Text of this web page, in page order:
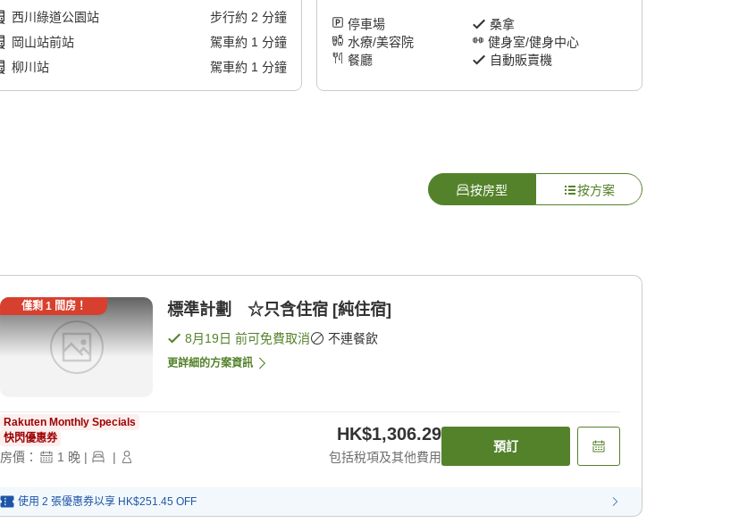
西川綠道公園站 步行約 2 分鐘
岡山站前站
駕車約 1 分鐘
柳川站
駕車約 1 分鐘
停車場
桑拿
水療/美容院
健身室/健身中心
餐廳
自動販賣機
按房型 按方案
僅剩 1間房！ 標準計劃 ☆只含住宿 [純住宿]
8月19日 前可免費取消 不連餐飲
更詳細的方案資訊
Rakuten Monthly Specials
快閃優惠券
房價： 1 晚 | |
HK$1,306.29
包括稅項及其他費用
預訂
使用 2 張優惠券以享 HK$251.45 OFF